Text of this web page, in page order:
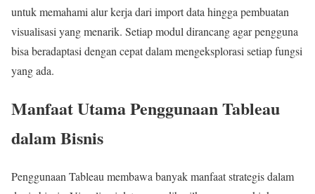
untuk memahami alur kerja dari import data hingga pembuatan
visualisasi yang menarik. Setiap modul dirancang agar pengguna
bisa beradaptasi dengan cepat dalam mengeksplorasi setiap fungsi
yang ada.
Manfaat Utama Penggunaan Tableau
dalam Bisnis
Penggunaan Tableau membawa banyak manfaat strategis dalam